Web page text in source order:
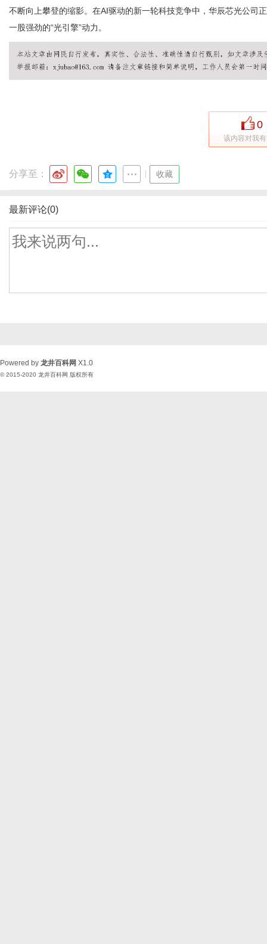
不断向上攀登的缩影。在AI驱动的新一轮科技竞争中，华辰芯光公司
一股强劲的“光引擎”动力。
0
该内容对我
分享至： 收藏
最新评论(0)
Powered by 龙井百科网 X1.0
© 2015-2020 龙井百科网 版权所有